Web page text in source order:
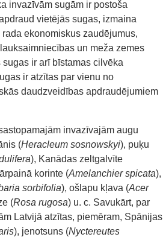
invazīvām sugām ir postoša
vietējās sugas, izmaina
ekonomiskus zaudējumus,
un meža zemes
ir arī bīstamas cilvēka
ir atzītas par vienu no
daudzveidības apdraudējumiem
invazīvajām augu
(Heracleum sosnowskyi), puķu
), Kanādas zeltgalvīte
korinte (Amelanchier spicata),
sorbifolia), ošlapu kļava (Acer
(Rosa rugosa) u. c. Savukārt, par
Latvijā atzītas, piemēram, Spānijas
), jenotsuns (Nyctereutes